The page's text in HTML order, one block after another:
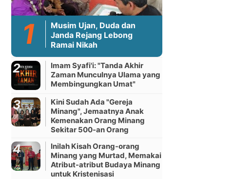
Musim Ujan, Duda dan
Janda Rejang Lebong
Ramai Nikah
Imam Syafi'i: "Tanda Akhir
Zaman Munculnya Ulama yang
Membingungkan Umat"
Kini Sudah Ada "Gereja
Minang", Jemaatnya Anak
Kemenakan Orang Minang
Sekitar 500-an Orang
Inilah Kisah Orang-orang
Minang yang Murtad, Memakai
Atribut-atribut Budaya Minang
untuk Kristenisasi